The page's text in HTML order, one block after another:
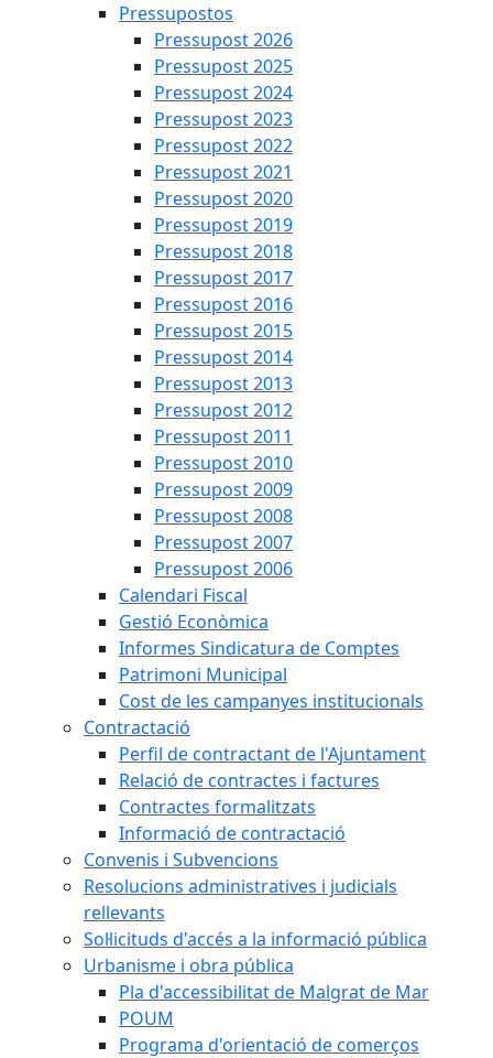
Pressupostos
Pressupost 2026
Pressupost 2025
Pressupost 2024
Pressupost 2023
Pressupost 2022
Pressupost 2021
Pressupost 2020
Pressupost 2019
Pressupost 2018
Pressupost 2017
Pressupost 2016
Pressupost 2015
Pressupost 2014
Pressupost 2013
Pressupost 2012
Pressupost 2011
Pressupost 2010
Pressupost 2009
Pressupost 2008
Pressupost 2007
Pressupost 2006
Calendari Fiscal
Gestió Econòmica
Informes Sindicatura de Comptes
Patrimoni Municipal
Cost de les campanyes institucionals
Contractació
Perfil de contractant de l'Ajuntament
Relació de contractes i factures
Contractes formalitzats
Informació de contractació
Convenis i Subvencions
Resolucions administratives i judicials
rellevants
Sol·licituds d'accés a la informació pública
Urbanisme i obra pública
Pla d'accessibilitat de Malgrat de Mar
POUM
Programa d'orientació de comerços